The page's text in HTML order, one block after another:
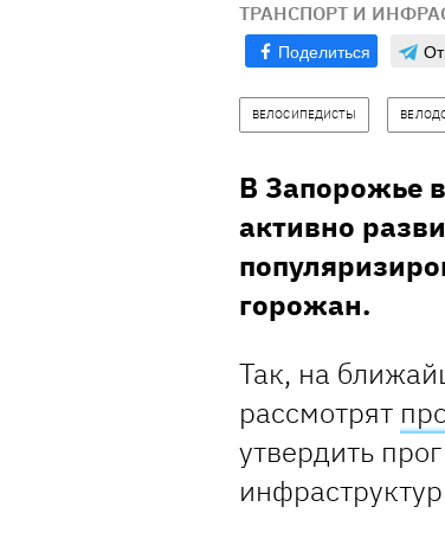
ТРАНСПОРТ И
Поделиться
ВЕЛОСИПЕДИСТЫ
В Запорожье
активно
горожан.
Так, на
рассмотрят
утвердить